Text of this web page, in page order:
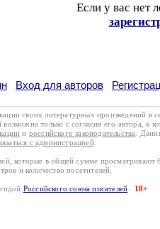
Если у вас нет
Вход для авторов
своих литературных произведений в
возможна только с согласия его автора, к
и российского законодательства .
с администрацией.
которые в общей сумме
и количество посетителей.
Российского союза писателей 18+